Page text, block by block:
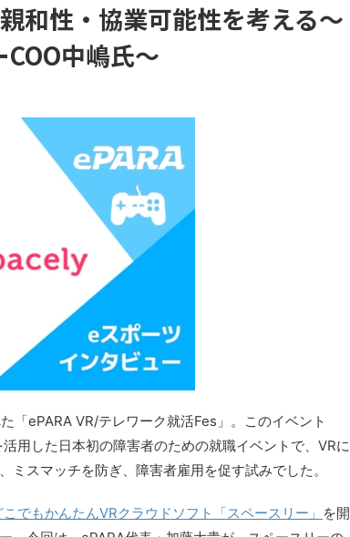
和性・協業可能性を考える〜
中嶋氏～
「ePARA VR/テレワーク就活Fes」。このイベント
用した日本初の障害者のための就職イベントで、VRに
ミスマッチを防ぎ、障害者雇用を促す試みでした。
こでもかんたんVRクラウドソフト「スペースリー」 を開